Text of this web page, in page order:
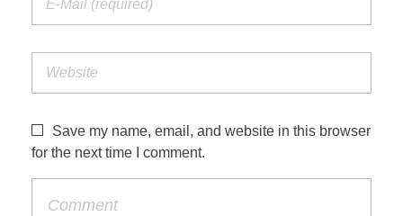
Save my name, email, and website in this browser
for the next time I comment.